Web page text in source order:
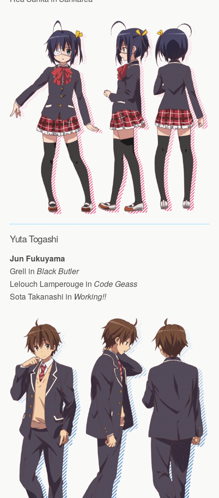
Yuta Togashi
Jun Fukuyama
Grell in Black Butler
Lelouch Lamperouge in Code Geass
Sota Takanashi in Working!!